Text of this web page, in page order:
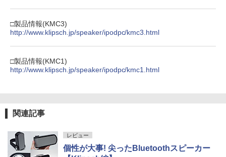
□製品情報(KMC3)
http://www.klipsch.jp/speaker/ipodpc/kmc3.html
□製品情報(KMC1)
http://www.klipsch.jp/speaker/ipodpc/kmc1.html
関連記事
レビュー
個性が大事! 尖ったBluetoothスピーカー